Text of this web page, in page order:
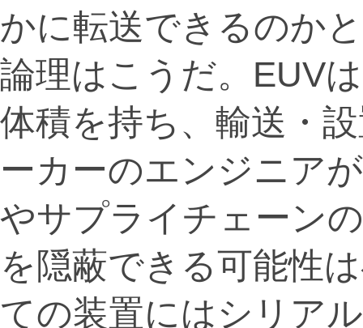
かに転送できるのか
論理はこうだ。EUV
体積を持ち、輸送・
ーカーのエンジニア
やサプライチェーン
を隠蔽できる可能性
ての装置にはシリア